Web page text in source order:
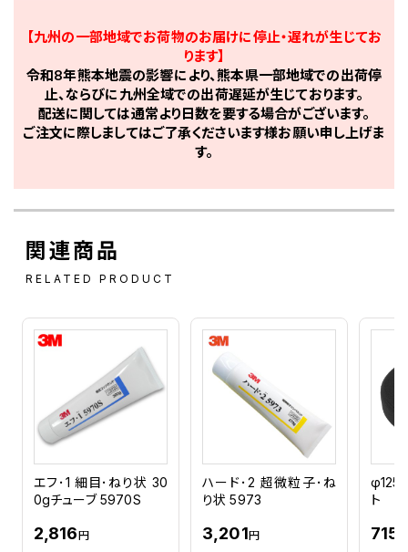
【九州の一部地域でお荷物のお届けに停止・遅れが生じてお
ります】
令和8年熊本地震の影響により、熊本県一部地域での出荷停
止、ならびに九州全域での出荷遅延が生じております。
配送に関しては通常より日数を要する場合がございます。
ご注文に際しましてはご了承くださいます様お願い申し上げま
す。
関連商品
RELATED PRODUCT
エフ･1 細目･ねり状 30
0gチューブ 5970S
2,816円
ハード･2 超微粒子･ね
り状 5973
3,201円
φ125
ト
715